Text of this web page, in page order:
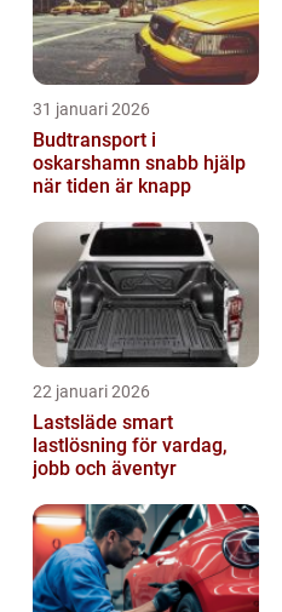
31 januari 2026
Budtransport i
oskarshamn snabb hjälp
när tiden är knapp
22 januari 2026
Lastsläde smart
lastlösning för vardag,
jobb och äventyr